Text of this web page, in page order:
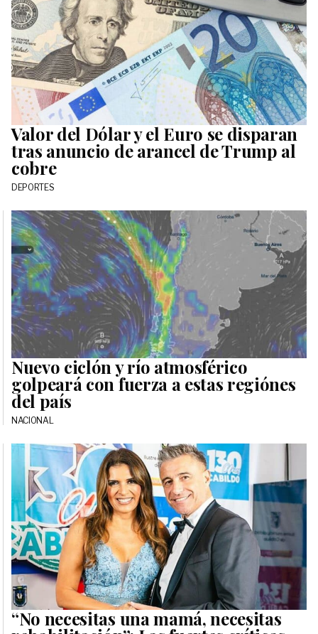
Valor del Dólar y el Euro se disparan
tras anuncio de arancel de Trump al
cobre
DEPORTES
Nuevo ciclón y río atmosférico
golpeará con fuerza a estas regiónes
del país
NACIONAL
“No necesitas una mamá, necesitas